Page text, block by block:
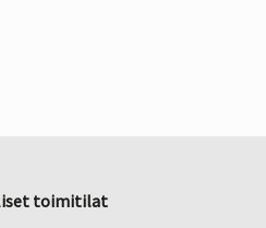
toimitilat